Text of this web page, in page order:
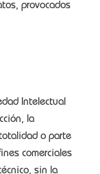
provocados
Intelectual
la
o parte
comerciales
sin la